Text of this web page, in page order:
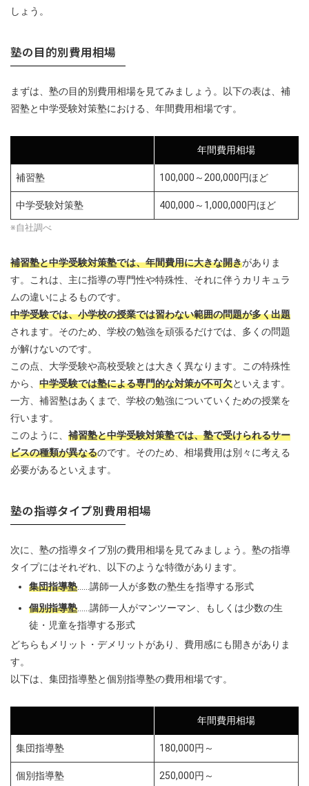
しょう。
塾の目的別費用相場
まずは、塾の目的別費用相場を見てみましょう。以下の表は、補
習塾と中学受験対策塾における、年間費用相場です。
年間費用相場
補習塾 100,000～200,000円ほど
中学受験対策塾 400,000～1,000,000円ほど
※自社調べ
補習塾と中学受験対策塾では、年間費用に大きな開きがありま
す。これは、主に指導の専門性や特殊性、それに伴うカリキュラ
ムの違いによるものです。
中学受験では、小学校の授業では習わない範囲の問題が多く出題
されます。そのため、学校の勉強を頑張るだけでは、多くの問題
が解けないのです。
この点、大学受験や高校受験とは大きく異なります。この特殊性
から、 中学受験では塾による専門的な対策が不可欠といえます。
一方、補習塾はあくまで、学校の勉強についていくための授業を
行います。
このように、 補習塾と中学受験対策塾では、塾で受けられるサー
ビスの種類が異なるのです。そのため、相場費用は別々に考える
必要があるといえます。
塾の指導タイプ別費用相場
次に、塾の指導タイプ別の費用相場を見てみましょう。塾の指導
タイプにはそれぞれ、以下のような特徴があります。
集団指導塾 ……講師一人が多数の塾生を指導する形式
個別指導塾 ……講師一人がマンツーマン、もしくは少数の生
徒・児童を指導する形式
どちらもメリット・デメリットがあり、費用感にも開きがありま
す。
以下は、集団指導塾と個別指導塾の費用相場です。
年間費用相場
集団指導塾 180,000円～
個別指導塾 250,000円～